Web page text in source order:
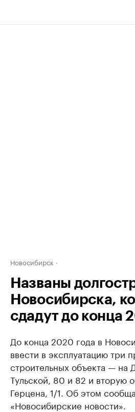
Новосибирск
Названы
Новосибирска,
сдадут до конца
До конца 2020 года в
ввести в эксплуатацию три
строительных объекта — на
Тульской, 80 и 82 и вторую
Герцена, 1/1. Об этом
«Новосибирские новости».